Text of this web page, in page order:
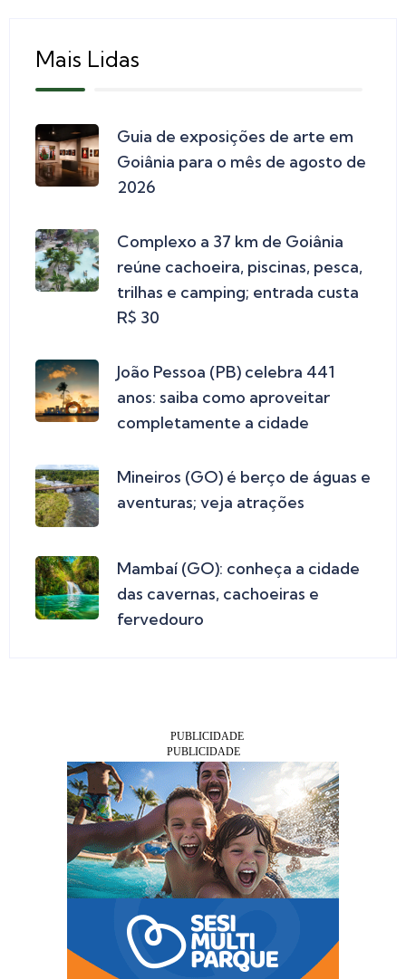
Mais Lidas
Guia de exposições de arte em
Goiânia para o mês de agosto de
2026
Complexo a 37 km de Goiânia
reúne cachoeira, piscinas, pesca,
trilhas e camping; entrada custa
R$ 30
João Pessoa (PB) celebra 441
anos: saiba como aproveitar
completamente a cidade
Mineiros (GO) é berço de águas e
aventuras; veja atrações
Mambaí (GO): conheça a cidade
das cavernas, cachoeiras e
fervedouro